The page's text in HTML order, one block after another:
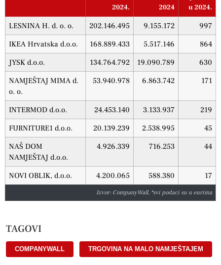
2024.
2024
u 2024.
LESNINA H. d. o. o. 202.146.495 9.155.172
997
IKEA Hrvatska d.o.o.
168.889.433 5.517.146
864
JYSK d.o.o.
134.764.792 19.090.789
630
NAMJEŠTAJ MIMA d.
o. o.
53.940.978 6.863.742 171
INTERMOD d.o.o. 24.453.140 3.133.937
219
FURNITURE1 d.o.o.
20.139.239 2.538.995
45
NAŠ DOM
NAMJEŠTAJ d.o.o.
4.926.339 716.253 44
NOVI OBLIK, d.o.o. 4.200.065 588.380 17
Izvor: CompanyWall, *svi podaci su u eurima
TAGOVI
COMPANYWALL TRGOVINA NA MALO NAMJEŠTAJEM